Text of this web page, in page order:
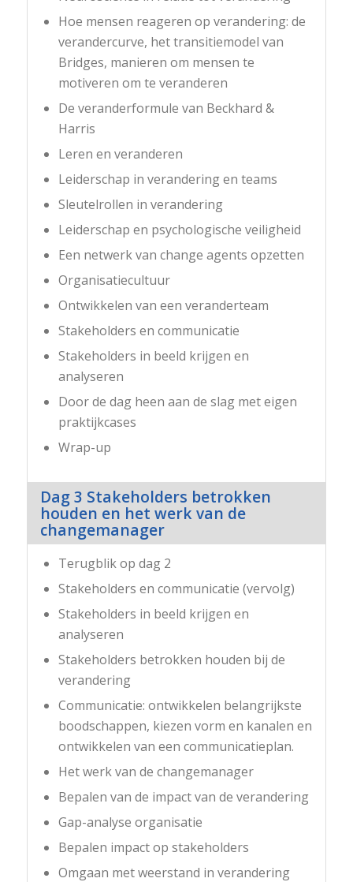
Hoe mensen reageren op verandering: de
verandercurve, het transitiemodel van
Bridges, manieren om mensen te
motiveren om te veranderen
De veranderformule van Beckhard &
Harris
Leren en veranderen
Leiderschap in verandering en teams
Sleutelrollen in verandering
Leiderschap en psychologische veiligheid
Een netwerk van change agents opzetten
Organisatiecultuur
Ontwikkelen van een veranderteam
Stakeholders en communicatie
Stakeholders in beeld krijgen en
analyseren
Door de dag heen aan de slag met eigen
praktijkcases
Wrap-up
Dag 3 Stakeholders betrokken
houden en het werk van de
changemanager
Terugblik op dag 2
Stakeholders en communicatie (vervolg)
Stakeholders in beeld krijgen en
analyseren
Stakeholders betrokken houden bij de
verandering
Communicatie: ontwikkelen belangrijkste
boodschappen, kiezen vorm en kanalen en
ontwikkelen van een communicatieplan.
Het werk van de changemanager
Bepalen van de impact van de verandering
Gap-analyse organisatie
Bepalen impact op stakeholders
Omgaan met weerstand in verandering